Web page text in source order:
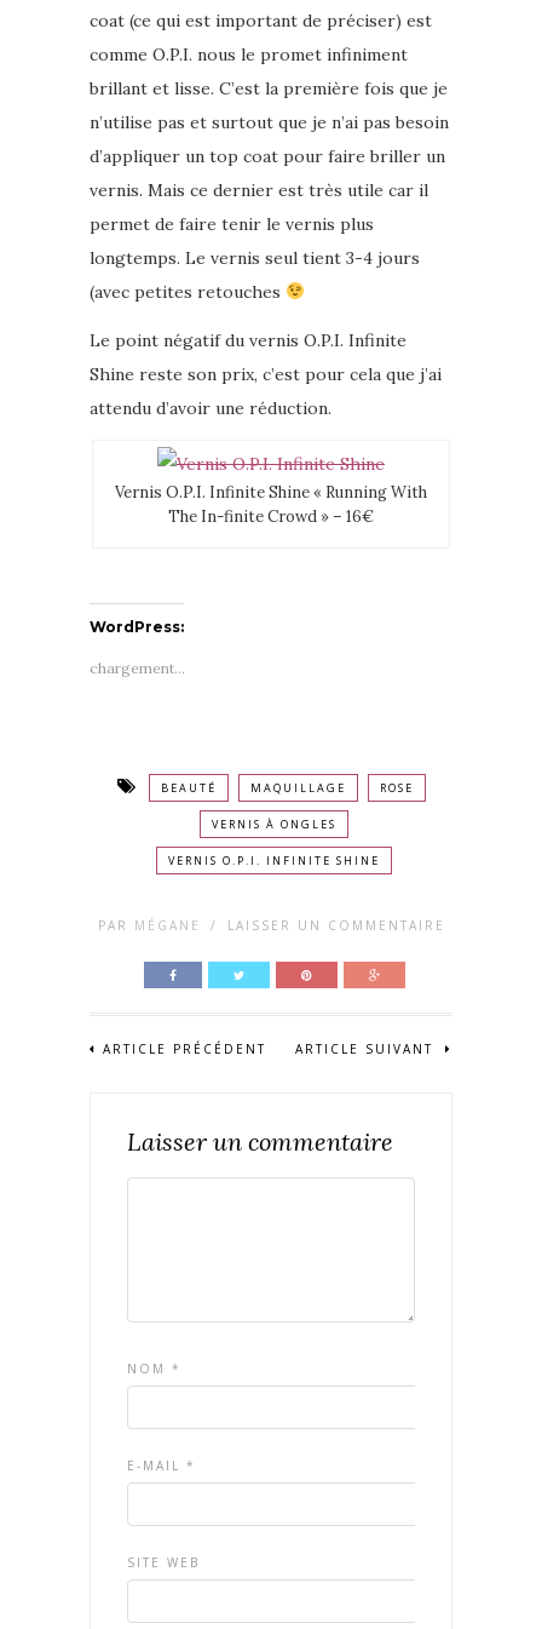
coat (ce qui est important de préciser) est
comme O.P.I. nous le promet infiniment
brillant et lisse. C’est la première fois que je
n’utilise pas et surtout que je n’ai pas besoin
d’appliquer un top coat pour faire briller un
vernis. Mais ce dernier est très utile car il
permet de faire tenir le vernis plus
longtemps. Le vernis seul tient 3-4 jours
(avec petites retouches
Le point négatif du vernis O.P.I. Infinite
Shine reste son prix, c’est pour cela que j’ai
attendu d’avoir une réduction.
Vernis O.P.I. Infinite Shine « Running With
The In-finite Crowd » – 16€
WordPress:
chargement…
BEAUTÉ MAQUILLAGE ROSE
VERNIS À ONGLES
VERNIS O.P.I. INFINITE SHINE
PAR MÉGANE / LAISSER UN COMMENTAIRE
ARTICLE PRÉCÉDENT ARTICLE SUIVANT
Laisser un commentaire
NOM *
E-MAIL *
SITE WEB